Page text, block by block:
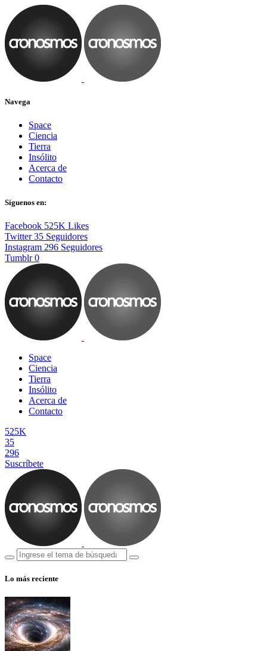
Navega
Space
Ciencia
Tierra
Insólito
Acerca de
Contacto
Síguenos en:
Facebook 525K Likes
Twitter 35 Seguidores
Instagram 296 Seguidores
Tumblr 0
Space
Ciencia
Tierra
Insólito
Acerca de
Contacto
525K
35
296
Suscríbete
Lo más reciente